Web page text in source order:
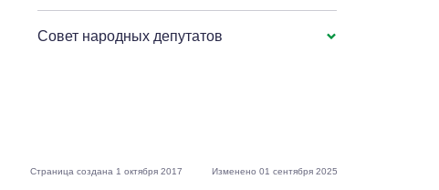
Совет народных депутатов
Страница создана 1 октября 2017 Изменено 01 сентября 2025